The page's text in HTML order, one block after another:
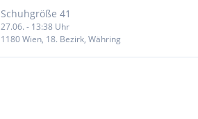
Schuhgröße 41
27.06. - 13:38 Uhr
1180 Wien, 18. Bezirk, Währing